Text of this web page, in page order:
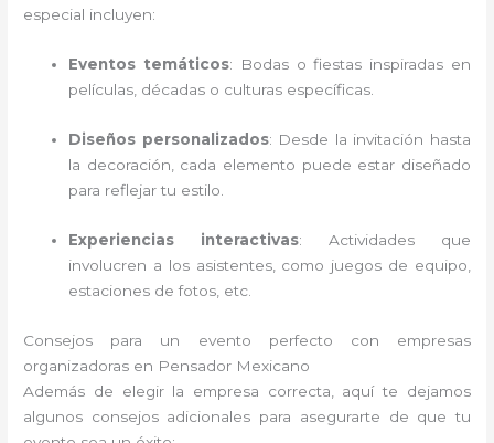
especial incluyen:
Eventos temáticos: Bodas o fiestas inspiradas en
películas, décadas o culturas específicas.
Diseños personalizados: Desde la invitación hasta
la decoración, cada elemento puede estar diseñado
para reflejar tu estilo.
Experiencias interactivas: Actividades que
involucren a los asistentes, como juegos de equipo,
estaciones de fotos, etc.
Consejos para un evento perfecto con empresas
organizadoras en Pensador Mexicano
Además de elegir la empresa correcta, aquí te dejamos
algunos consejos adicionales para asegurarte de que tu